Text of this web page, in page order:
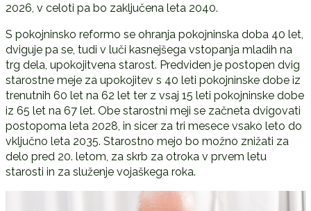
2026, v celoti pa bo zaključena leta 2040.
S pokojninsko reformo se ohranja pokojninska doba 40 let,
dviguje pa se, tudi v luči kasnejšega vstopanja mladih na
trg dela, upokojitvena starost. Predviden je postopen dvig
starostne meje za upokojitev s 40 leti pokojninske dobe iz
trenutnih 60 let na 62 let ter z vsaj 15 leti pokojninske dobe
iz 65 let na 67 let. Obe starostni meji se začneta dvigovati
postopoma leta 2028, in sicer za tri mesece vsako leto do
vključno leta 2035. Starostno mejo bo možno znižati za
delo pred 20. letom, za skrb za otroka v prvem letu
starosti in za služenje vojaškega roka.